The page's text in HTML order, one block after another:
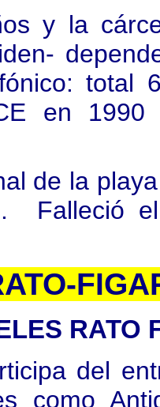
y la
total
en 1990
de la
Falleció
RATO
del
como